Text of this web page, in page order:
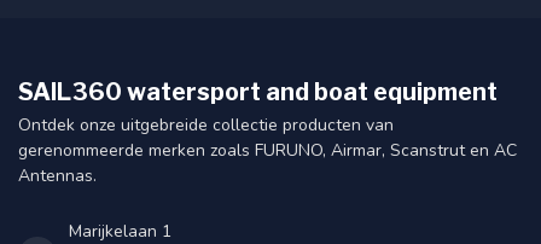
SAIL360 watersport and boat equipment
Ontdek onze uitgebreide collectie producten van
gerenommeerde merken zoals FURUNO, Airmar, Scanstrut en AC
Antennas.
Marijkelaan 1